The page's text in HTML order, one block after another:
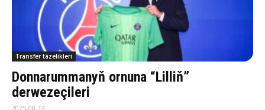
Transfer täzelikleri
Donnarummanyň ornuna “Lilliň”
derwezeçileri
2025-08-12